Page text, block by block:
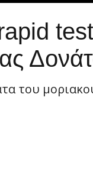
του